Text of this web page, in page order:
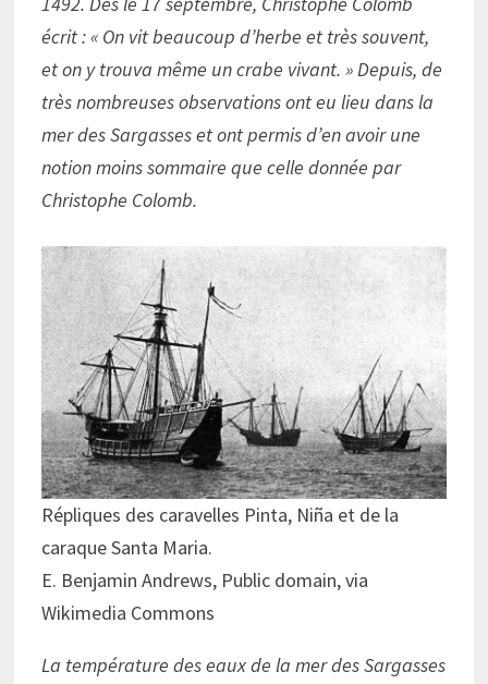
écrit : « On vit beaucoup d’herbe et très souvent,
et on y trouva même un crabe vivant. » Depuis, de
très nombreuses observations ont eu lieu dans la
mer des Sargasses et ont permis d’en avoir une
notion moins sommaire que celle donnée par
Christophe Colomb.
Répliques des caravelles Pinta, Niña et de la
caraque Santa Maria.
E. Benjamin Andrews, Public domain, via
Wikimedia Commons
La température des eaux de la mer des Sargasses